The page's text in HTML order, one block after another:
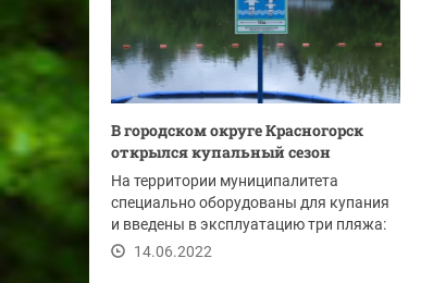
В городском округе Красногорск
открылся купальный сезон
На территории муниципалитета
специально оборудованы для купания
и введены в эксплуатацию три пляжа:
14.06.2022